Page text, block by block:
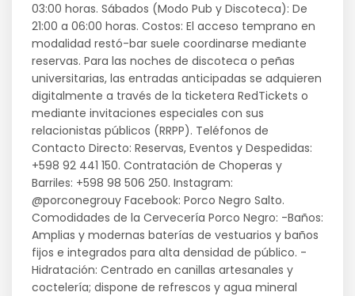
03:00 horas. Sábados (Modo Pub y Discoteca): De
21:00 a 06:00 horas. Costos: El acceso temprano en
modalidad restó-bar suele coordinarse mediante
reservas. Para las noches de discoteca o peñas
universitarias, las entradas anticipadas se adquieren
digitalmente a través de la ticketera RedTickets o
mediante invitaciones especiales con sus
relacionistas públicos (RRPP). Teléfonos de
Contacto Directo: Reservas, Eventos y Despedidas:
+598 92 441 150. Contratación de Choperas y
Barriles: +598 98 506 250. Instagram:
@porconegrouy Facebook: Porco Negro Salto.
Comodidades de la Cervecería Porco Negro: -Baños:
Amplias y modernas baterías de vestuarios y baños
fijos e integrados para alta densidad de público. -
Hidratación: Centrado en canillas artesanales y
coctelería; dispone de refrescos y agua mineral